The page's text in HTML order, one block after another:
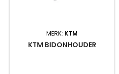
MERK: KTM
KTM BIDONHOUDER